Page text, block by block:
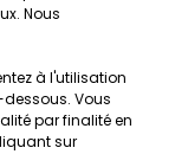
Nous
à l'utilisation
Vous
par finalité en
sur